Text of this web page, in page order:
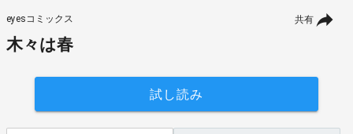
共有
eyesコミックス
木々は春
試し読み